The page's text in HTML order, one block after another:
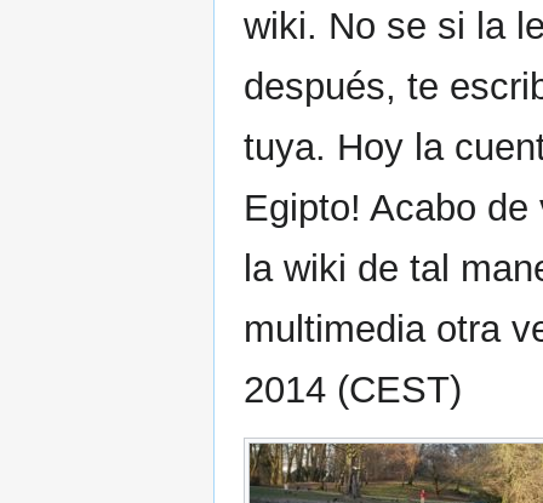
wiki. No se si la
después, te
tuya. Hoy la
Egipto! Acabo
la wiki de tal
multimedia otra
2014 (CEST)